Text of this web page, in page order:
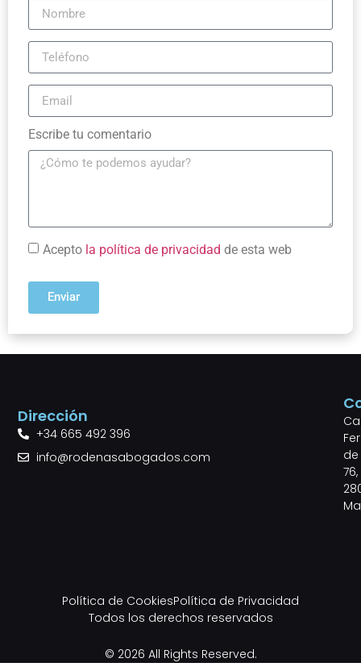
Escribe tu comentario
Acepto la política de privacidad de esta web
Enviar
de
76,
Dirección
+34 665 492 396
info@rodenasabogados.com
Política de CookiesPolítica de Privacidad
Todos los derechos reservados
© 2026 All Rights Reserved.